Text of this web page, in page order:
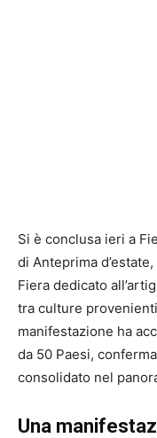
Si è conclusa ieri a
di Anteprima
Fiera dedicato
tra culture
manifestazione ha
da 50 Paesi,
consolidato nel
Una